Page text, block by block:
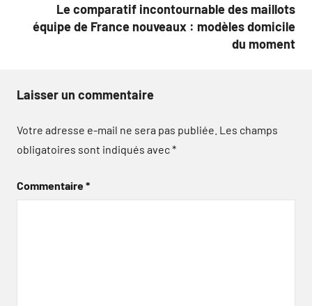
Le comparatif incontournable des maillots
équipe de France nouveaux : modèles domicile
du moment
Laisser un commentaire
Votre adresse e-mail ne sera pas publiée. Les champs
obligatoires sont indiqués avec*
Commentaire*